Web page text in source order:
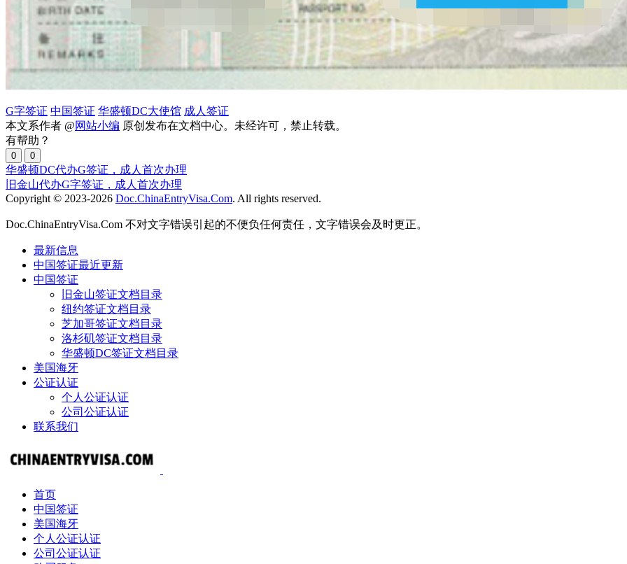
G字签证 中国签证 华盛顿DC大使馆 成人签证
本文系作者 @网站小编 原创发布在文档中心。未经许可，禁止转载。
有帮助？
0 0
华盛顿DC代办G签证，成人首次办理
旧金山代办G字签证，成人首次办理
Copyright © 2023-2026 Doc.ChinaEntryVisa.Com. All rights reserved.
Doc.ChinaEntryVisa.Com 不对文字错误引起的不便负任何责任，文字错误会及时更正。
最新信息
中国签证最近更新
中国签证
旧金山签证文档目录
纽约签证文档目录
芝加哥签证文档目录
洛杉矶签证文档目录
华盛顿DC签证文档目录
美国海牙
公证认证
个人公证认证
公司公证认证
联系我们
首页
中国签证
美国海牙
个人公证认证
公司公证认证